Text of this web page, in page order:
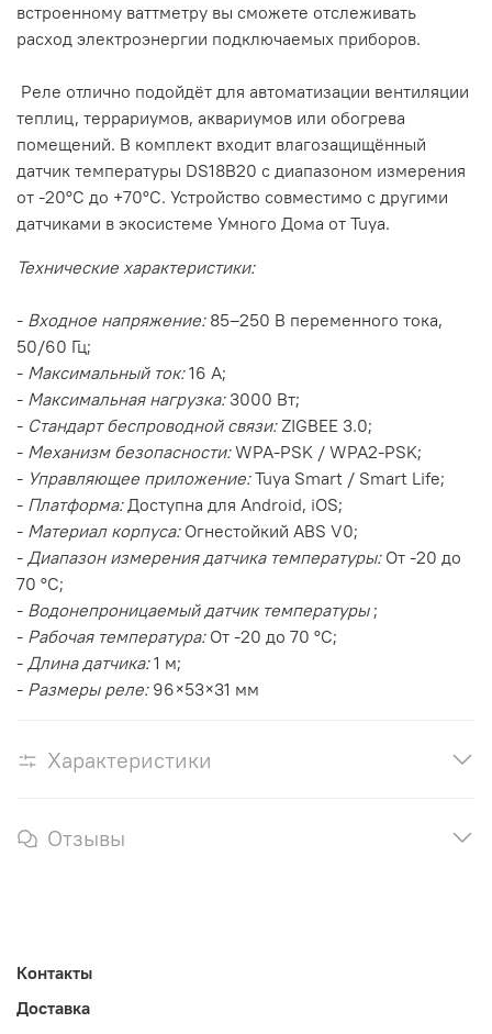
встроенному ваттметру вы сможете отслеживать
расход электроэнергии подключаемых приборов.
Реле отлично подойдёт для автоматизации вентиляции
теплиц, террариумов, аквариумов или обогрева
помещений. В комплект входит влагозащищённый
датчик температуры DS18B20 с диапазоном измерения
от -20°C до +70°C. Устройство совместимо с другими
датчиками в экосистеме Умного Дома от Tuya.
Технические характеристики:
- Входное напряжение:85–250 В переменного тока,
50/60 Гц;
- Максимальный ток:16 А;
- Максимальная нагрузка:3000 Вт;
- Стандарт беспроводной связи:ZIGBEE 3.0;
- Механизм безопасности:WPA-PSK / WPA2-PSK;
- Управляющее приложение:Tuya Smart / Smart Life;
- Платформа:Доступна для Android, iOS;
- Материал корпуса:Огнестойкий ABS V0;
- Диапазон измерения датчика температуры:От -20 до
70 °C;
- Водонепроницаемый датчик температуры;
- Рабочая температура:От -20 до 70 °C;
- Длина датчика:1 м;
- Размеры реле:96×53×31 мм
Характеристики
Отзывы
Контакты
Доставка